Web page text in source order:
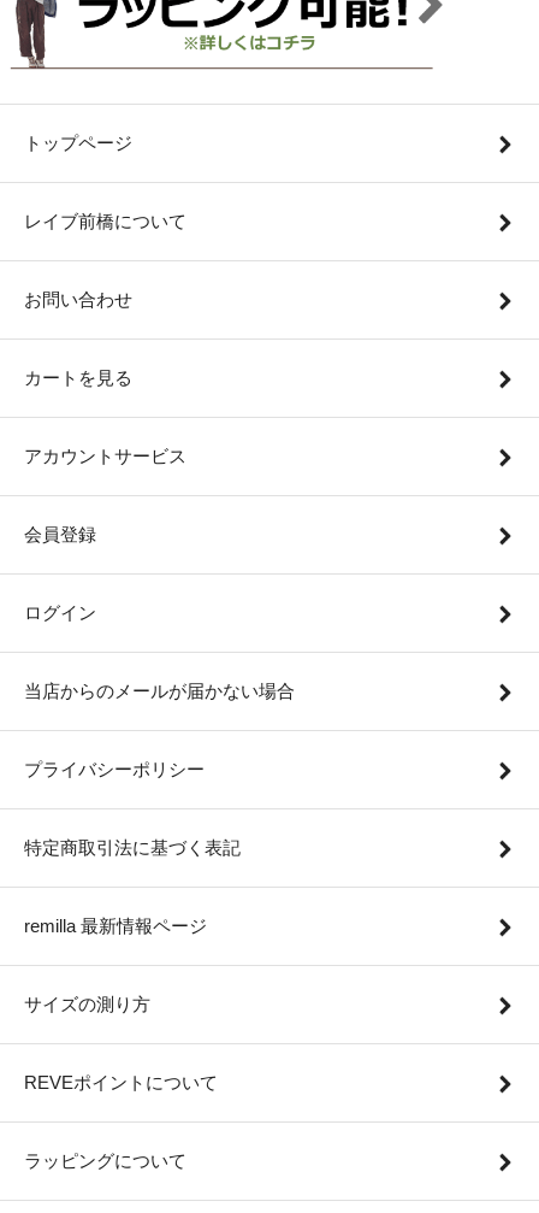
トップページ
レイブ前橋について
お問い合わせ
カートを見る
アカウントサービス
会員登録
ログイン
当店からのメールが届かない場合
プライバシーポリシー
特定商取引法に基づく表記
remilla 最新情報ページ
サイズの測り方
REVEポイントについて
ラッピングについて